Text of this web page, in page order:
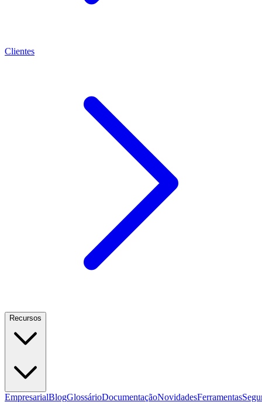
Clientes
Recursos
EmpresarialBlogGlossárioDocumentaçãoNovidadesFerramentas